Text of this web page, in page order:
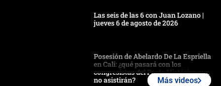
Las seis de las 6 con Juan Lozano |
jueves 6 de agosto de 2026
Posesión de Abelardo De La Espriella
en Cali: ¿qué pasará con los
congresistas del Pacto Histórico que
no asistirán?
Más videos